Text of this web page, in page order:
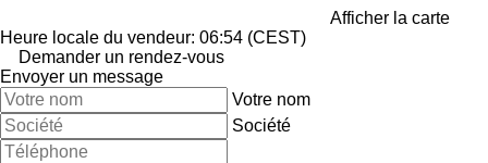
Afficher la carte
Heure locale du vendeur: 06:54 (CEST)
Demander un rendez-vous
Envoyer un message
Votre nom
Société